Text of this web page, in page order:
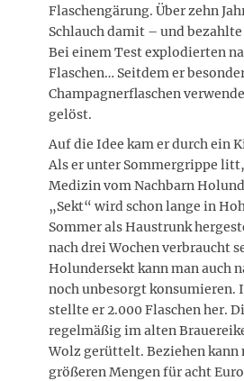
Flaschengärung. Über zehn
Schlauch damit – und
Bei einem Test explodierten
Flaschen… Seitdem er
Champagnerflaschen
gelöst.
Auf die Idee kam er durch ein
Als er unter Sommergrippe
Medizin vom Nachbarn
„Sekt“ wird schon lange in
Sommer als Haustrunk
nach drei Wochen verbraucht
Holundersekt kann man auch
noch unbesorgt konsumieren.
stellte er 2.000 Flaschen her.
regelmäßig im alten
Wolz gerüttelt. Beziehen kann
größeren Mengen für acht